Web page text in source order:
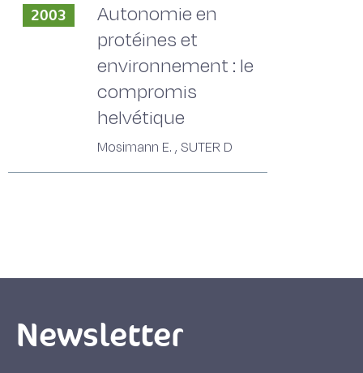
2003
Autonomie en
protéines et
environnement : le
compromis
helvétique
Mosimann E. , SUTER D
Newsletter